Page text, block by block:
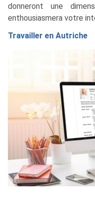
donneront une
enthousiasmera votre
Travailler en Autriche